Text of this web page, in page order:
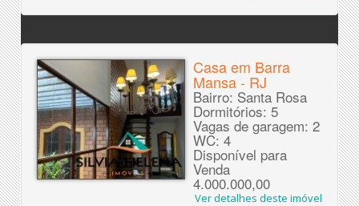
Casa em Barra
Mansa - RJ
Bairro: Santa Rosa
Dormitórios: 5
Vagas de garagem: 2
WC: 4
Disponível para
Venda
4.000.000,00
Ver detalhes deste imóvel